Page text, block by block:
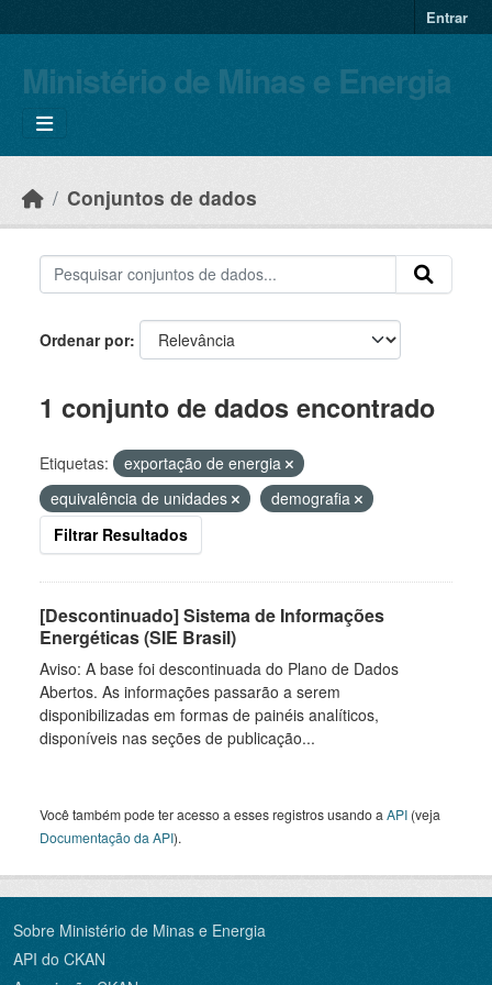
Entrar
Ministério de Minas e Energia
Conjuntos de dados
Ordenar por
1 conjunto de dados encontrado
Etiquetas:
exportação de energia
equivalência de unidades
demografia
Filtrar Resultados
[Descontinuado] Sistema de Informações
Energéticas (SIE Brasil)
Aviso: A base foi descontinuada do Plano de Dados
Abertos. As informações passarão a serem
disponibilizadas em formas de painéis analíticos,
disponíveis nas seções de publicação...
Você também pode ter acesso a esses registros usando a API (veja
Documentação da API).
Sobre Ministério de Minas e Energia
API do CKAN